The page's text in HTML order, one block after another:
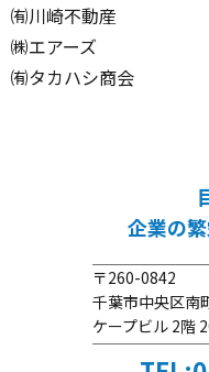
㈲川崎不動産
㈱エアーズ
㈲タカハシ商会
企業の
〒260-0842
千葉市中央区南
ケープビル 2階